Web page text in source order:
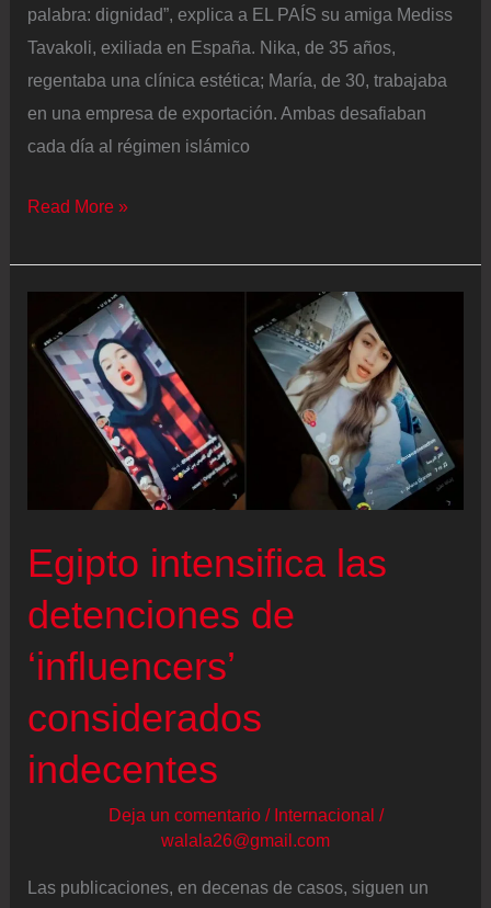
palabra: dignidad”, explica a EL PAÍS su amiga Mediss
Tavakoli, exiliada en España. Nika, de 35 años,
regentaba una clínica estética; María, de 30, trabajaba
en una empresa de exportación. Ambas desafiaban
cada día al régimen islámico
El
de
represión
a
gente
con
ametralladoras
y
se
Read More »
Egipto intensifica las
detenciones de
‘influencers’
considerados
indecentes
Deja un comentario / Internacional /
walala26@gmail.com
Las publicaciones, en decenas de casos, siguen un